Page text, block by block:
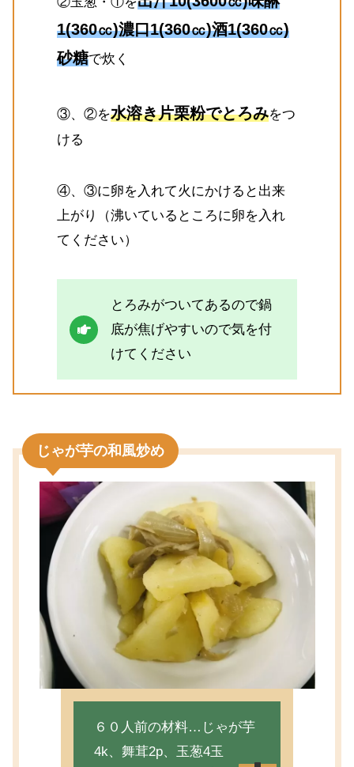
1(360㏄)濃口1(360㏄)酒1(360㏄)
砂糖で炊く
③、②を水溶き片栗粉でとろみをつ
ける
④、③に卵を入れて火にかけると出来
上がり（沸いているところに卵を入れ
てください）
とろみがついてあるので鍋
底が焦げやすいので気を付
けてください
じゃが芋の和風炒め
６０人前の材料…じゃが芋
4k、舞茸2p、玉葱4玉